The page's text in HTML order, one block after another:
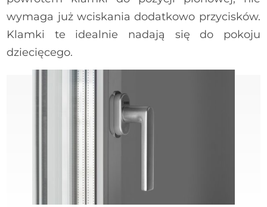
HOPPE Atlanta z kluczykiem
REHAU Linea - srebny
REHAU Linea Kisi – mechanizm
wymaga już wciskania dodatkowo przycisków.
Klamki te idealnie nadają się do pokoju
dziecięcego.